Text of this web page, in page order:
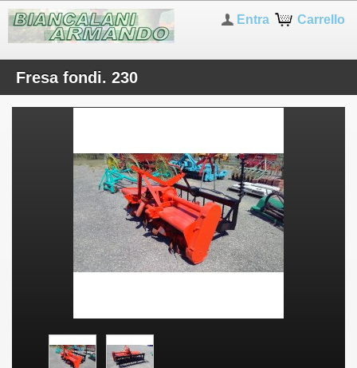
Carrello
Entra
Fresa fondi. 230